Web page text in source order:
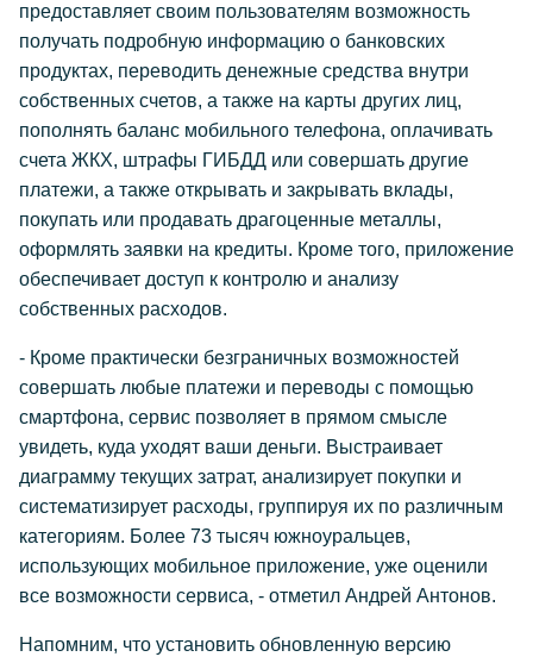
предоставляет своим пользователям возможность
получать подробную информацию о банковских
продуктах, переводить денежные средства внутри
собственных счетов, а также на карты других лиц,
пополнять баланс мобильного телефона, оплачивать
счета ЖКХ, штрафы ГИБДД или совершать другие
платежи, а также открывать и закрывать вклады,
покупать или продавать драгоценные металлы,
оформлять заявки на кредиты. Кроме того, приложение
обеспечивает доступ к контролю и анализу
собственных расходов.
- Кроме практически безграничных возможностей
совершать любые платежи и переводы с помощью
смартфона, сервис позволяет в прямом смысле
увидеть, куда уходят ваши деньги. Выстраивает
диаграмму текущих затрат, анализирует покупки и
систематизирует расходы, группируя их по различным
категориям. Более 73 тысяч южноуральцев,
использующих мобильное приложение, уже оценили
все возможности сервиса, - отметил Андрей Антонов.
Напомним, что установить обновленную версию